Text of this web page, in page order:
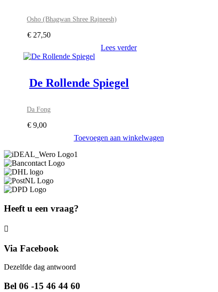
Osho (Bhagwan Shree Rajneesh)
€ 27,50
Lees verder
De Rollende Spiegel
Da Fong
€ 9,00
Toevoegen aan winkelwagen
Heeft u een vraag?
Via Facebook
Dezelfde dag antwoord
Bel 06 -15 46 44 60